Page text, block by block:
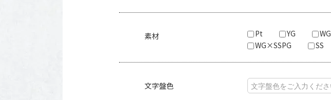
素材 Pt YG WG
WG×SSPG
SS
文字盤色